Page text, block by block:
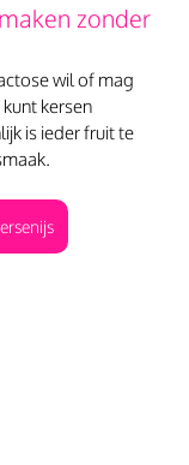
zonder
wil of mag
kunt kersen
is ieder fruit te